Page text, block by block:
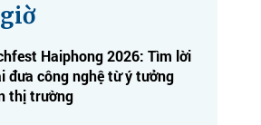
Haiphong 2026: Tìm lời
đưa công nghệ từ ý tưởng
thị trường